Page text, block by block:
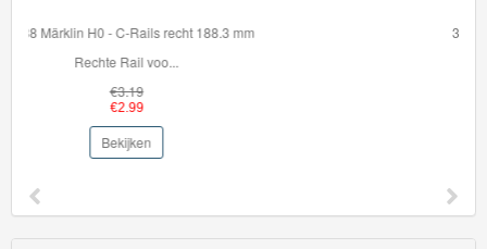
36099 Brio Set rails voor beginners